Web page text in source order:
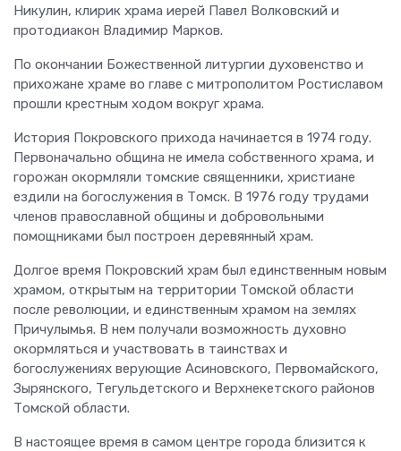
Никулин, клирик храма иерей Павел Волковский и
протодиакон Владимир Марков.
По окончании Божественной литургии духовенство и
прихожане храме во главе с митрополитом Ростиславом
прошли крестным ходом вокруг храма.
История Покровского прихода начинается в 1974 году.
Первоначально община не имела собственного храма, и
горожан окормляли томские священники, христиане
ездили на богослужения в Томск. В 1976 году трудами
членов православной общины и добровольными
помощниками был построен деревянный храм.
Долгое время Покровский храм был единственным новым
храмом, открытым на территории Томской области
после революции, и единственным храмом на землях
Причулымья. В нем получали возможность духовно
окормляться и участвовать в таинствах и
богослужениях верующие Асиновского, Первомайского,
Зырянского, Тегульдетского и Верхнекетского районов
Томской области.
В настоящее время в самом центре города близится к